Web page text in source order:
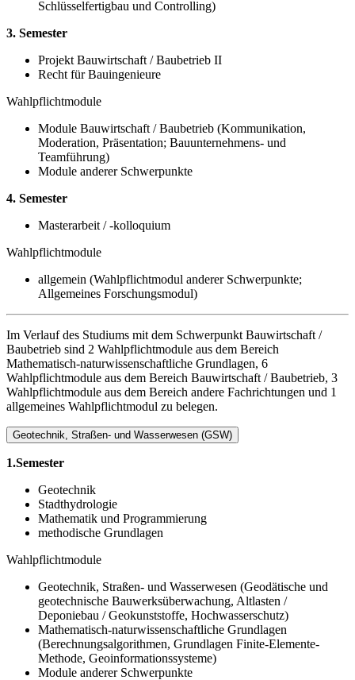
Schlüsselfertigbau und Controlling)
3. Semester
Projekt Bauwirtschaft / Baubetrieb II
Recht für Bauingenieure
Wahlpflichtmodule
Module Bauwirtschaft / Baubetrieb (Kommunikation,
Moderation, Präsentation; Bauunternehmens- und
Teamführung)
Module anderer Schwerpunkte
4. Semester
Masterarbeit / -kolloquium
Wahlpflichtmodule
allgemein (Wahlpflichtmodul anderer Schwerpunkte;
Allgemeines Forschungsmodul)
Im Verlauf des Studiums mit dem Schwerpunkt Bauwirtschaft /
Baubetrieb sind 2 Wahlpflichtmodule aus dem Bereich
Mathematisch-naturwissenschaftliche Grundlagen, 6
Wahlpflichtmodule aus dem Bereich Bauwirtschaft / Baubetrieb, 3
Wahlpflichtmodule aus dem Bereich andere Fachrichtungen und 1
allgemeines Wahlpflichtmodul zu belegen.
Geotechnik, Straßen- und Wasserwesen (GSW)
1.Semester
Geotechnik
Stadthydrologie
Mathematik und Programmierung
methodische Grundlagen
Wahlpflichtmodule
Geotechnik, Straßen- und Wasserwesen (Geodätische und
geotechnische Bauwerksüberwachung, Altlasten /
Deponiebau / Geokunststoffe, Hochwasserschutz)
Mathematisch-naturwissenschaftliche Grundlagen
(Berechnungsalgorithmen, Grundlagen Finite-Elemente-
Methode, Geoinformationssysteme)
Module anderer Schwerpunkte